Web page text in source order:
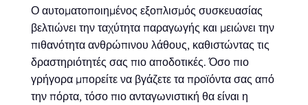
Ο αυτοματοποιημένος εξοπλισμός συσκευασίας
βελτιώνει την ταχύτητα παραγωγής και μειώνει την
πιθανότητα ανθρώπινου λάθους, καθιστώντας τις
δραστηριότητές σας πιο αποδοτικές. Όσο πιο
γρήγορα μπορείτε να βγάζετε τα προϊόντα σας από
την πόρτα, τόσο πιο ανταγωνιστική θα είναι η